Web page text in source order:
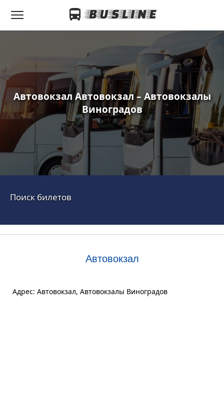
Автовокзал Автовокзал – Автовокзалы
Виноградов
Поиск билетов
Автовокзал
Адрес: Автовокзал, Автовокзалы Виноградов